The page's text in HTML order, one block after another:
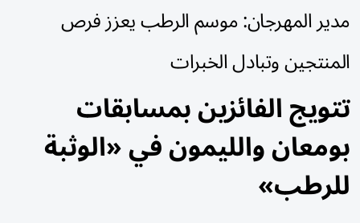
مدير المهرجان: موسم الرطب يعزز فرص
المنتجين وتبادل الخبرات
تتويج الفائزين بمسابقات
بومعان والليمون في «الوثبة
للرطب»